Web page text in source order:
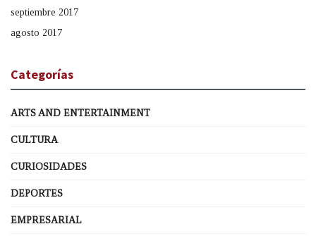
septiembre 2017
agosto 2017
Categorías
ARTS AND ENTERTAINMENT
CULTURA
CURIOSIDADES
DEPORTES
EMPRESARIAL